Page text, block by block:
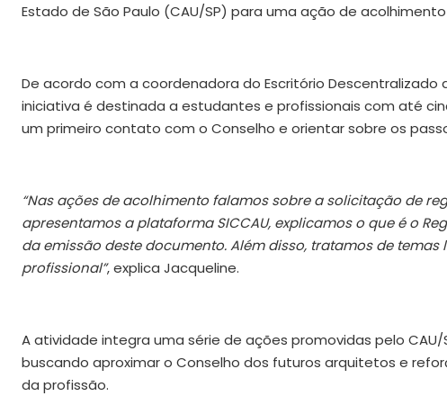
Estado de São Paulo (CAU/SP) para uma ação de
De acordo com a coordenadora do Escritório Descentralizado
iniciativa é destinada a estudantes e profissionais com até
um primeiro contato com o Conselho e orientar sobre os
“Nas ações de acolhimento falamos sobre a solicitação de
apresentamos a plataforma SICCAU, explicamos o que é o
da emissão deste documento. Além disso, tratamos de
profissional”, explica Jacqueline.
A atividade integra uma série de ações promovidas pelo
buscando aproximar o Conselho dos futuros arquitetos e
da profissão.